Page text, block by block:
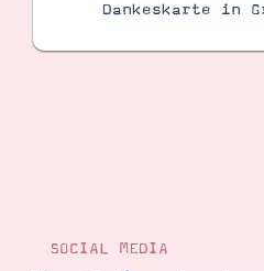
Dankeskarte in
SOCIAL MEDIA